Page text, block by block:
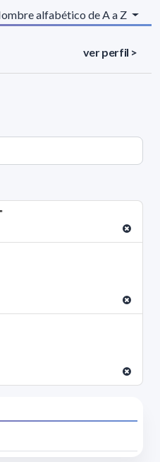
"
alfabético de A a Z
ver perfil >